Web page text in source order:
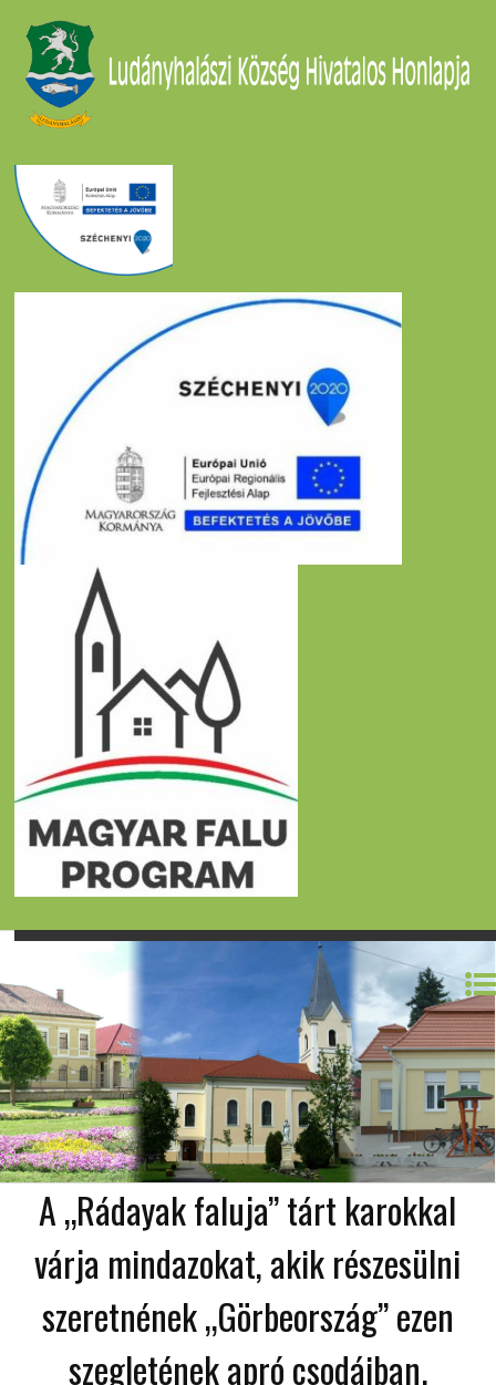
A „Rádayak faluja” tárt karokkal
várja mindazokat, akik részesülni
szeretnének „Görbeország” ezen
szegletének apró csodáiban.